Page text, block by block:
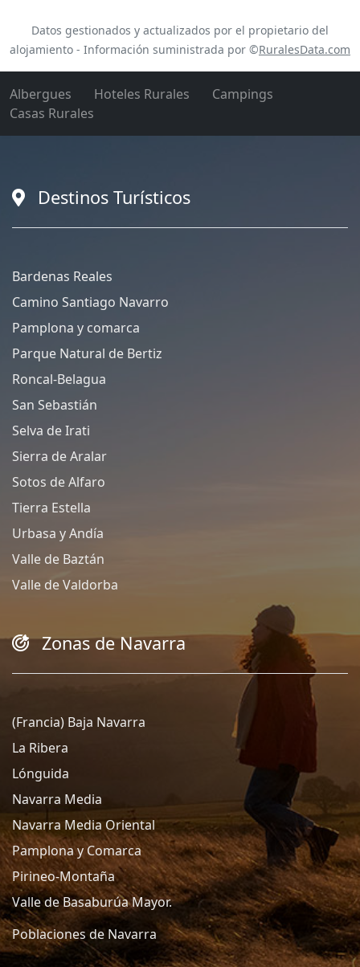
Datos gestionados y actualizados por el propietario del
alojamiento - Información suministrada por ©RuralesData.com
Albergues Hoteles Rurales
Campings
Casas Rurales
Destinos Turísticos
Bardenas Reales
Camino Santiago Navarro
Pamplona y comarca
Parque Natural de Bertiz
Roncal-Belagua
San Sebastián
Selva de Irati
Sierra de Aralar
Sotos de Alfaro
Tierra Estella
Urbasa y Andía
Valle de Baztán
Valle de Valdorba
Zonas de Navarra
(Francia) Baja Navarra
La Ribera
Lónguida
Navarra Media
Navarra Media Oriental
Pamplona y Comarca
Pirineo-Montaña
Valle de Basaburúa Mayor.
Poblaciones de Navarra